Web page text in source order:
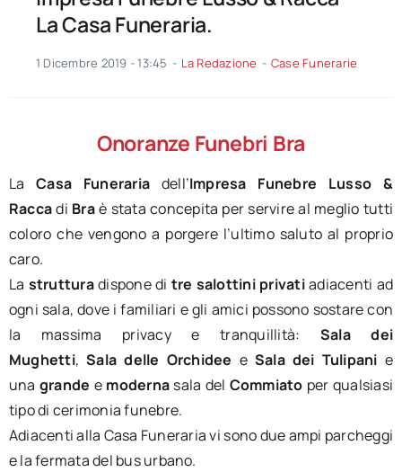
La Casa Funeraria.
1 Dicembre 2019 - 13:45 - La Redazione - Case Funerarie
Onoranze Funebri Bra
La Casa Funeraria dell’Impresa Funebre Lusso &
Raccadi Braè stata concepita per servire al meglio tutti
coloro che vengono a porgere l’ultimo saluto al proprio
caro.
La strutturadispone di tre salottini privatiadiacenti ad
ogni sala, dove i familiari e gli amici possono sostare con
la massima privacy e tranquillità: Sala dei
Mughetti,Sala delle Orchidee e Sala dei Tulipani e
unagrande e moderna sala del Commiato per qualsiasi
tipo di cerimonia funebre.
Adiacenti alla Casa Funeraria vi sono due ampi parcheggi
e la fermata del bus urbano.